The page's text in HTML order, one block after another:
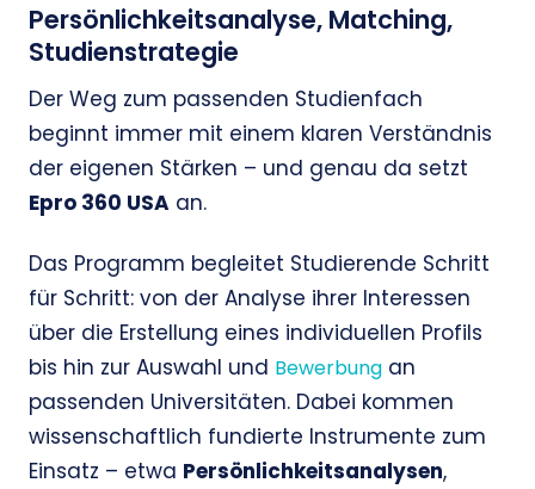
Persönlichkeitsanalyse, Matching,
Studienstrategie
Der Weg zum passenden Studienfach
beginnt immer mit einem klaren Verständnis
der eigenen Stärken – und genau da setzt
Epro 360 USA an.
Das Programm begleitet Studierende Schritt
für Schritt: von der Analyse ihrer Interessen
über die Erstellung eines individuellen Profils
bis hin zur Auswahl und Bewerbung an
passenden Universitäten. Dabei kommen
wissenschaftlich fundierte Instrumente zum
Einsatz – etwa Persönlichkeitsanalysen,